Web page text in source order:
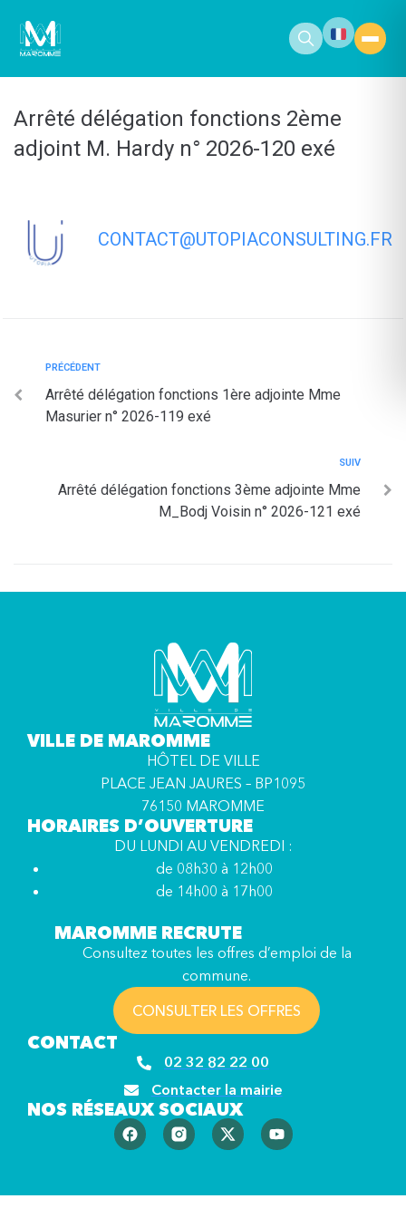
principal
Arrêté délégation fonctions 2ème
adjoint M. Hardy n° 2026-120 exé
CONTACT@UTOPIACONSULTING.FR
PRÉCÉDENT
Arrêté délégation fonctions 1ère adjointe Mme
Masurier n° 2026-119 exé
SUIV
Arrêté délégation fonctions 3ème adjointe Mme
M_Bodj Voisin n° 2026-121 exé
VILLE DE MAROMME
HÔTEL DE VILLE
PLACE JEAN JAURES – BP1095
76150 MAROMME
HORAIRES D’OUVERTURE
DU LUNDI AU VENDREDI :
de 08h30 à 12h00
de 14h00 à 17h00
MAROMME RECRUTE
Consultez toutes les offres d’emploi de la
commune.
CONSULTER LES OFFRES
CONTACT
02 32 82 22 00
Contacter la mairie
NOS RÉSEAUX SOCIAUX